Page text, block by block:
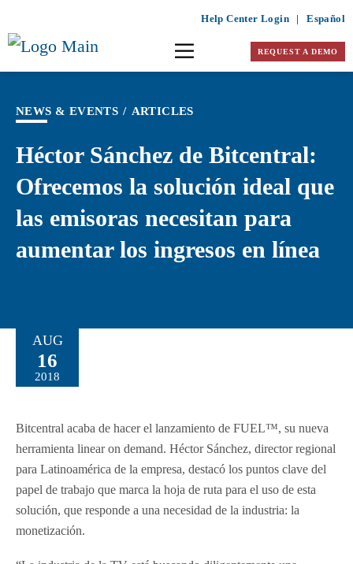
Help Center Login | Español
REQUEST A DEMO
NEWS & EVENTS / ARTICLES
Héctor Sánchez de Bitcentral:
Ofrecemos la solución ideal que
las emisoras necesitan para
aumentar los ingresos en línea
AUG
16
2018
Bitcentral acaba de hacer el lanzamiento de FUEL™, su nueva
herramienta linear on demand. Héctor Sánchez, director regional
para Latinoamérica de la empresa, destacó los puntos clave del
papel de trabajo que marca la hoja de ruta para el uso de esta
solución, que responde a una necesidad de la industria: la
monetización.